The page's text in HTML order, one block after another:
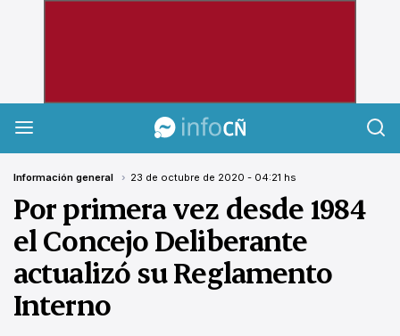
Información general 23 de octubre de 2020 - 04:21 hs
Por primera vez desde 1984
el Concejo Deliberante
actualizó su Reglamento
Interno